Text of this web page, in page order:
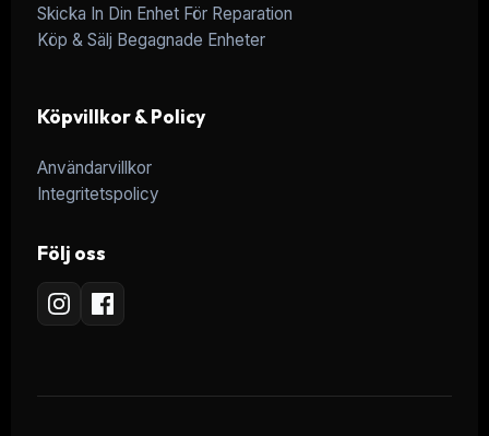
Skicka In Din Enhet För Reparation
Köp & Sälj Begagnade Enheter
Köpvillkor & Policy
Användarvillkor
Integritetspolicy
Följ oss